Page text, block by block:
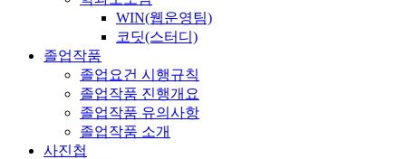
WIN(웹운영팀)
코딧(스터디)
졸업작품
졸업요건 시행규칙
졸업작품 진행개요
졸업작품 유의사항
졸업작품 소개
사진첩